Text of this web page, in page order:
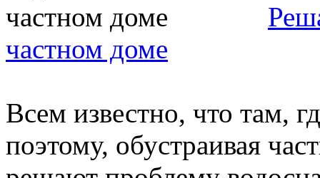
частном доме
Всем известно, что там,
поэтому, обустраивая